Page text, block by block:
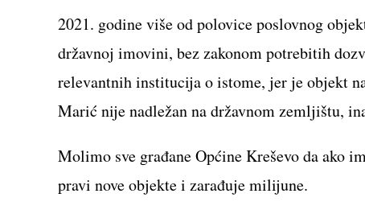
2021. godine više od polovice poslovnog
državnoj imovini, bez zakonom potrebitih
relevantnih institucija o istome, jer je objekt
Marić nije nadležan na državnom zemljištu,
Molimo sve građane Općine Kreševo da ako
pravi nove objekte i zarađuje milijune.